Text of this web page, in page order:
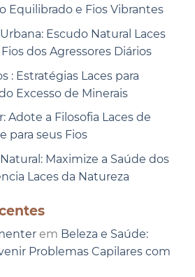
Equilibrado e Fios Vibrantes
Escudo Natural Laces
dos Agressores Diários
: Estratégias Laces para
Excesso de Minerais
Adote a Filosofia Laces de
para seus Fios
Maximize a Saúde dos
Laces da Natureza
em Beleza e Saúde:
Problemas Capilares com